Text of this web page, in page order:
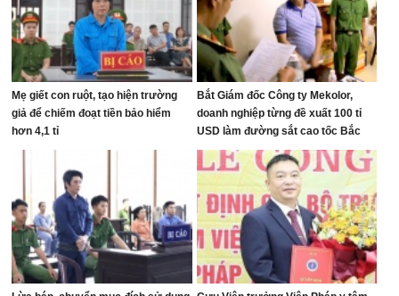
Mẹ giết con ruột, tạo hiện trường
giả để chiếm đoạt tiền bảo hiểm
hơn 4,1 tỉ
Bắt Giám đốc Công ty Mekolor,
doanh nghiệp từng đề xuất 100 tỉ
USD làm đường sắt cao tốc Bắc
Nam